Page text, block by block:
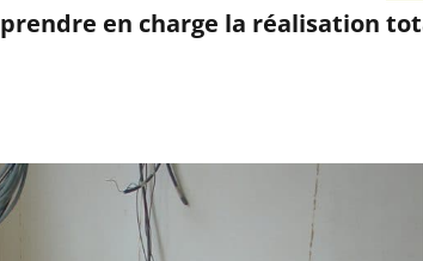
prendre en charge la réalisation